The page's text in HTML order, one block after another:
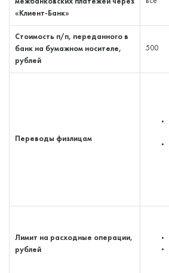
«Клиент-Банк»
Стоимость п/п, переданного в
банк на бумажном носителе,
рублей
500
Переводы физлицам
Лимит на расходные операции,
рублей